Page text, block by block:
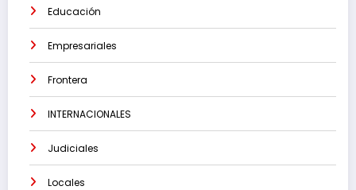
Educación
Empresariales
Frontera
INTERNACIONALES
Judiciales
Locales